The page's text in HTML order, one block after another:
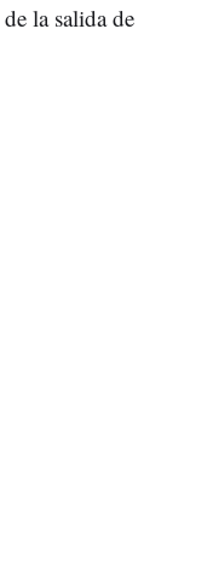
de la salida de